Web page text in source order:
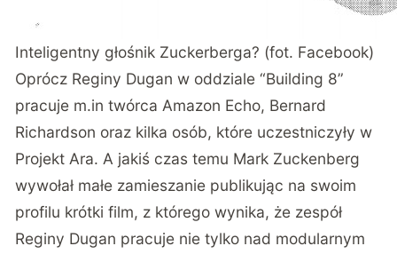
Inteligentny głośnik Zuckerberga? (fot. Facebook)
Oprócz Reginy Dugan w oddziale “Building 8”
pracuje m.in twórca Amazon Echo, Bernard
Richardson oraz kilka osób, które uczestniczyły w
Projekt Ara. A jakiś czas temu Mark Zuckenberg
wywołał małe zamieszanie publikując na swoim
profilu krótki film, z którego wynika, że zespół
Reginy Dugan pracuje nie tylko nad modularnym